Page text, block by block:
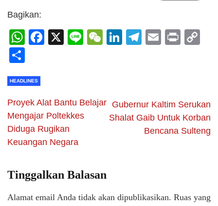
Bagikan:
WhatsApp
Facebook
X LineWeChat
LinkedIn
Telegram
Email
Print
HEADLINES
Proyek Alat Bantu Belajar
Mengajar Poltekkes
Diduga Rugikan
Keuangan Negara
Gubernur Kaltim Serukan
Shalat Gaib Untuk Korban
Bencana Sulteng
Tinggalkan Balasan
Alamat email Anda tidak akan dipublikasikan. Ruas yang